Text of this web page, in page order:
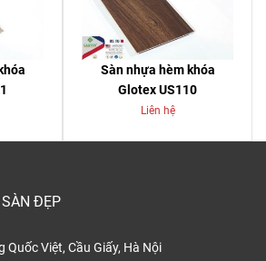
Sàn nhựa hèm khóa
Glotex US110
Liên hệ
ĐẸP
Việt, Cầu Giấy, Hà Nội